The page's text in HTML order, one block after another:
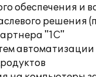
обеспечения и
решения
"1С"
автоматизации